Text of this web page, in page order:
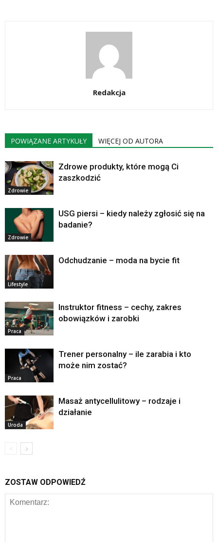
Redakcja
POWIĄZANE ARTYKUŁY WIĘCEJ OD AUTORA
Zdrowie
Zdrowe produkty, które mogą Ci
zaszkodzić
Zdrowie
USG piersi – kiedy należy zgłosić się na
badanie?
Lifestyle
Odchudzanie – moda na bycie fit
Praca
Instruktor fitness – cechy, zakres
obowiązków i zarobki
Praca
Trener personalny – ile zarabia i kto
może nim zostać?
Uroda
Masaż antycellulitowy – rodzaje i
działanie
ZOSTAW ODPOWIEDŹ